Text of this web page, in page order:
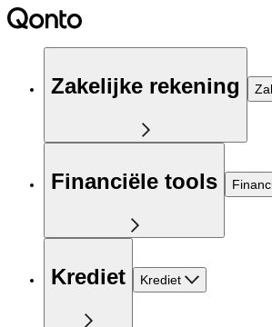
Zakelijke rekening
Financiële tools
Krediet Krediet